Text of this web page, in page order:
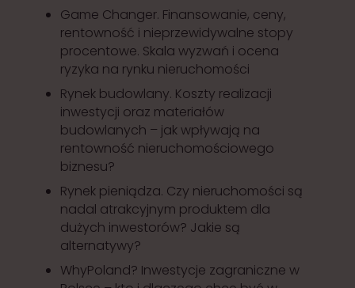
Game Changer. Finansowanie, ceny,
rentowność i nieprzewidywalne stopy
procentowe. Skala wyzwań i ocena
ryzyka na rynku nieruchomości
Rynek budowlany. Koszty realizacji
inwestycji oraz materiałów
budowlanych – jak wpływają na
rentowność nieruchomościowego
biznesu?
Rynek pieniądza. Czy nieruchomości są
nadal atrakcyjnym produktem dla
dużych inwestorów? Jakie są
alternatywy?
WhyPoland? Inwestycje zagraniczne w